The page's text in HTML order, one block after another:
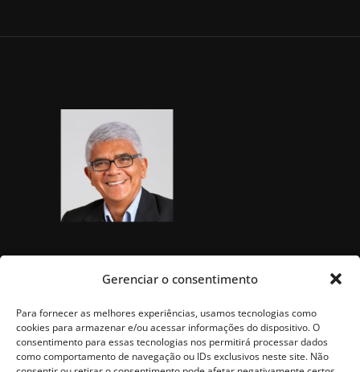
Gerenciar o consentimento
Para fornecer as melhores experiências, usamos tecnologias como
cookies para armazenar e/ou acessar informações do dispositivo. O
consentimento para essas tecnologias nos permitirá processar dados
como comportamento de navegação ou IDs exclusivos neste site. Não